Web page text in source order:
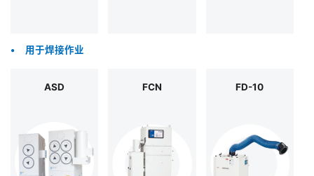
• 用于焊接作业
ASD FCN FD-10